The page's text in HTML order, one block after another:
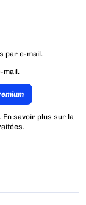
par e-mail.
mail.
En savoir plus sur la
.